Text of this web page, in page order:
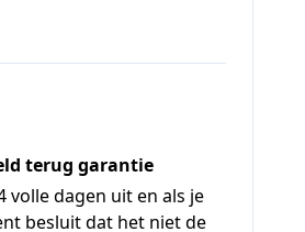
terug garantie
volle dagen uit en als je
besluit dat het niet de